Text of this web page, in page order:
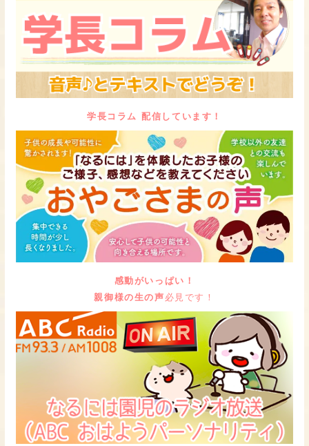
学長コラム 配信しています！
感動がいっぱい！
親御様の生の声 必見です！